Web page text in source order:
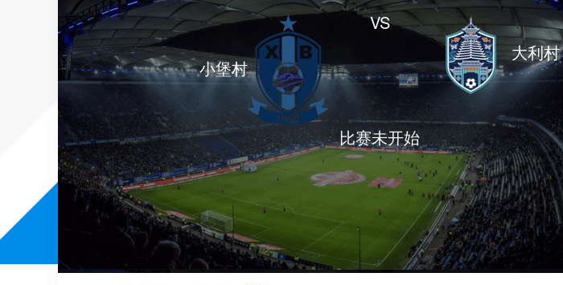
小堡村
VS
比赛未开始
大利村